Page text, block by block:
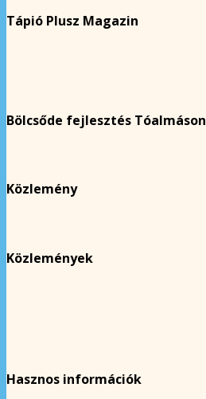
Tápió Plusz Magazin
Bölcsőde fejlesztés Tóalmáson
Közlemény
Közlemények
Hasznos információk